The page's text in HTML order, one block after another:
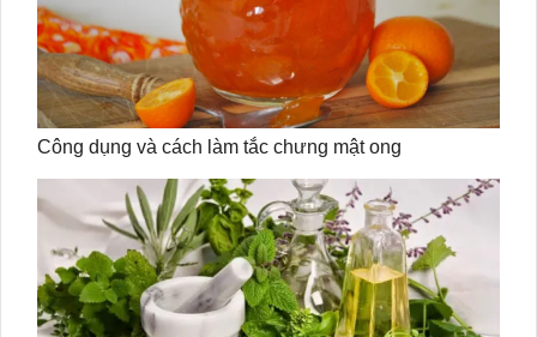
Công dụng và cách làm tắc chưng mật ong